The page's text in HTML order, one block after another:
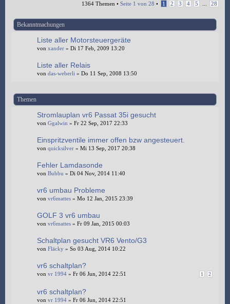
1364 Themen • Seite 1 von 28 • 1 2 3 4 5 28
Bekanntmachungen
Liste aller Motorsteuergeräte
von xander » Di 17 Feb, 2009 13:20
Liste aller Relais
von das-weberli » Do 11 Sep, 2008 13:50
Themen
Stromlauplan vr6 Passat 35i gesucht
von Ggalwin » Fr 22 Sep, 2017 22:33
Einspritzventile immer offen bzw angesteuert.
von quicksilver » Mi 13 Sep, 2017 20:38
Fehler Lamdasonde
von Bubbu » Di 04 Nov, 2014 11:40
vr6 umbau Probleme
von vr6mattes » Mo 12 Jan, 2015 23:39
GOLF 3 vr6 umbau
von vr6mattes » Fr 09 Jan, 2015 00:03
Schaltplan gesucht VR6 Vento/G3
von Fläcky » So 03 Aug, 2014 10:22
vr6 schaltplan?
1 2
von vr 1994 » Fr 06 Jun, 2014 22:51
vr6 schaltplan?
von vr 1994 » Fr 06 Jun, 2014 22:51